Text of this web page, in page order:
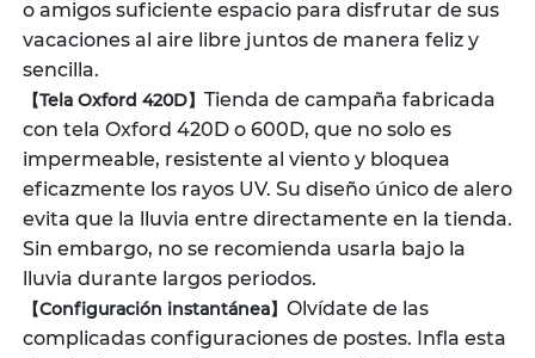
o amigos suficiente espacio para disfrutar de sus
vacaciones al aire libre juntos de manera feliz y
sencilla.
【Tela Oxford 420D】 Tienda de campaña fabricada
con tela Oxford 420D o 600D, que no solo es
impermeable, resistente al viento y bloquea
eficazmente los rayos UV. Su diseño único de alero
evita que la lluvia entre directamente en la tienda.
Sin embargo, no se recomienda usarla bajo la
lluvia durante largos periodos.
【Configuración instantánea】 Olvídate de las
complicadas configuraciones de postes. Infla esta